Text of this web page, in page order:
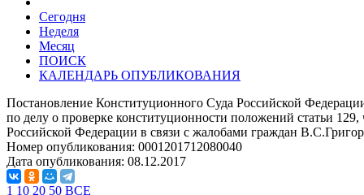
Сегодня
Неделя
Месяц
ПОИСК
КАЛЕНДАРЬ ОПУБЛИКОВАНИЯ
Постановление Конституционного Суда Российской
по делу о проверке конституционности положений статьи 129,
Российской Федерации в связи с жалобами граждан
Номер опубликования: 0001201712080040
Дата опубликования: 08.12.2017
1 10 20 50 ВСЕ